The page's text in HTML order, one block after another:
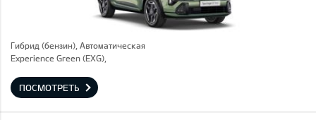
Гибрид (бензин), Автоматическая
Experience Green (EXG),
ПОСМОТРЕТЬ